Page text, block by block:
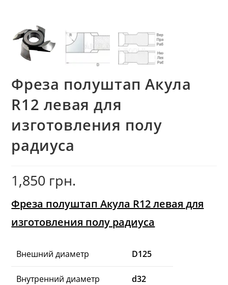
Фреза полуштап Акула
R12 левая для
изготовления полу
радиуса
1,850 грн.
Фреза полуштап Акула R12 левая для
изготовления полу радиуса
Внешний диаметр D125
Внутренний диаметр d32